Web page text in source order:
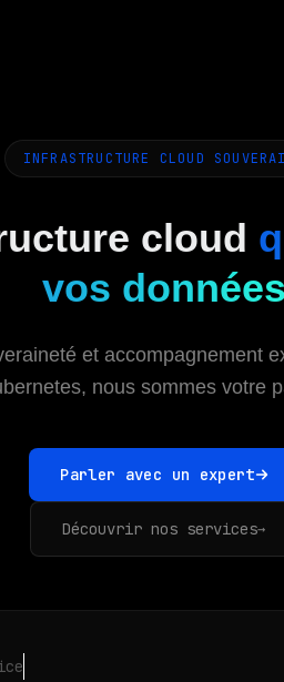
INFRASTRUCTURE CLOUD
cloud
vos
et accompagnement
nous sommes votre
Parler avec un expert
Découvrir nos services→